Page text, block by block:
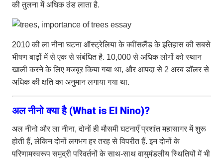
की तुलना में अधिक ठंड लाता है.
2010 की ला नीना घटना ऑस्ट्रेलिया के क्वींसलैंड के इतिहास की सबसे
भीषण बाढ़ों में से एक से संबंधित है. 10,000 से अधिक लोगों को स्थान
खाली करने के लिए मजबूर किया गया था, और आपदा से 2 अरब डॉलर से
अधिक की क्षति का अनुमान लगाया गया था.
अल नीनो क्या है (What is El Nino)?
अल नीनो और ला नीना, दोनों ही मौसमी घटनाएँ प्रशांत महासागर में शुरू
होती हैं, लेकिन दोनों लगभग हर तरह से विपरीत हैं. इन दोनों के
परिणामस्वरूप समुद्री परिवर्तनों के साथ-साथ वायुमंडलीय स्थितियों में भी